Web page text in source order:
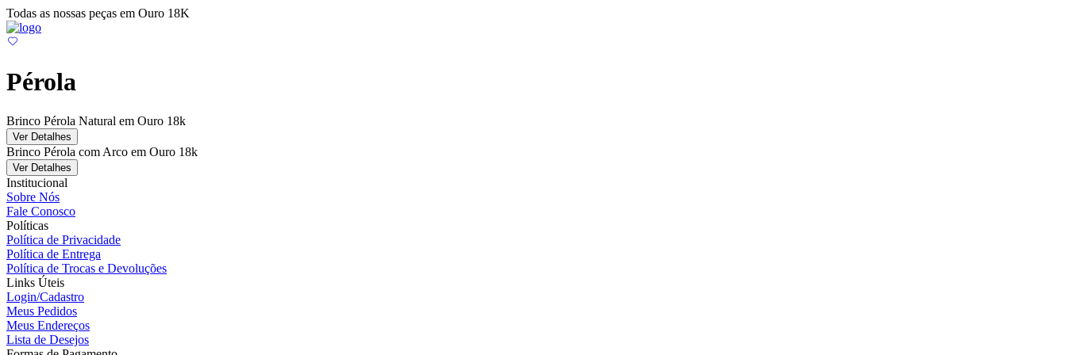
Todas as nossas peças em Ouro 18K
Pérola
Brinco Pérola Natural em Ouro 18k
Ver Detalhes
Brinco Pérola com Arco em Ouro 18k
Ver Detalhes
Institucional
Sobre Nós
Fale Conosco
Políticas
Política de Privacidade
Política de Entrega
Política de Trocas e Devoluções
Links Úteis
Login/Cadastro
Meus Pedidos
Meus Endereços
Lista de Desejos